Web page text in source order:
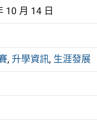
10 月 14 日
, 升學資訊, 生涯發展